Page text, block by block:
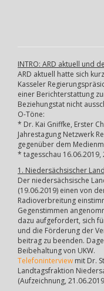
INTRO: ARD aktuell und
ARD aktuell hatte sich
Kasseler
einer Berichterstattung
Beziehungstat nicht
O-Töne:
* Dr. Kai Gniffke, Erster
Jahrestagung Netzwerk
gegenüber dem
* tagesschau 16.06.2019,
1. Niedersächsischer
Der niedersächsische
(19.06.2019) einen von
Radioverbreitung
Gegenstimmen
dazu aufgefordert, sich
und die Förde­rung der
bei­trag zu beenden.
Beibehaltung von UKW.
Telefoninterview mit Dr.
Landtagsfraktion
(Aufzeichnung,